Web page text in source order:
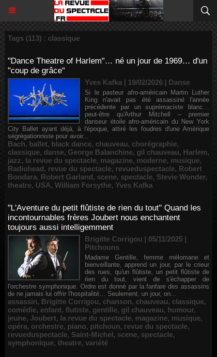
Tags (113) : classique
"Dance Theatre of Harlem"… né un jour de 1969… d'un
"coup de grâce"
Yves Kafka | 19/02/2026 | Danse
Si le pasteur afro-américain Martin Luther
King n'avait pas été assassiné l'année
précédente par un suprémaciste blanc…
peut-être qu'Arthur Mitchell – premier
danseur étoile afro-américain du New York
City Ballet ayant déjà, à l'époque, attiré les foudres d'une Amérique
ségrégationniste pour avoir...
Bach, ballet, black dance, chauveau, chorégraphie,
classique, danse, George Balanchine, gil chauveau, Harlem,
jazz, la revue du spectacle, magazine, moderne, musique,
Radiohead, revue du spectacle, revueduspectacle, Robert
Bondara, Robert Garland, scene, spectacle, Stevie Wonder,
theatre, USA, William Forsythe, Yves Kafka
"L'Aventure du petit flûtiste de rien du tout" Quand les
incontournables frères Joubert nous enchantent
toujours aussi intelligemment
Brigitte Corrigou | 05/11/2025 |
Pitchouns
Madame Gentille, femme mélomane et
bienveillante, apprend un jour, par le crieur
des rues, qu'un flûtiste, un petit flûtiste de
rien du tout, vient de s'échapper de
l'orchestre symphonique. Ordre est donné par la fanfare des assassins
de ne jamais lui offrir l'hospitalité… Seulement, un jour, on...
assassin, Brigitte Corrigou, chanson, chauveau, classique,
comédie, enfant, flutiste, gentille, gil chauveau, humour,
jeune, Joubert, la revue du spectacle, magazine, musique,
opéra, orchestre, piano, pitchoun, revue du spectacle,
revueduspectacle, Saint-Michel, scene, spectacle,
symphonique, theatre, variété